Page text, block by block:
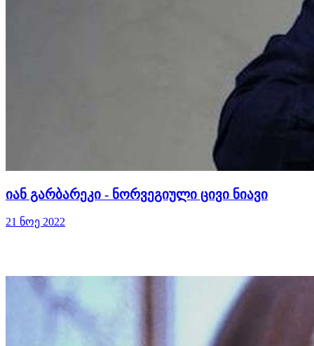
იან გარბარეკი - ნორვეგიული ცივი ნიავი
21 ნოე 2022